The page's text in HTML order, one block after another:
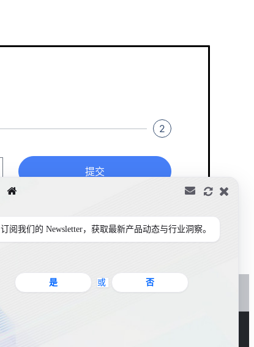
2
提交
订阅我们的 Newsletter，获取最新产品动态与行业洞察。
是 或 否